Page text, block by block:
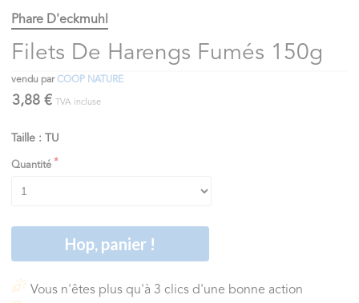
Phare D'eckmuhl
Filets De Harengs Fumés 150g
vendu parCOOP NATURE
3,88 € TVA incluse
Taille : TU
Quantité
Hop, panier !
Vous n'êtes plus qu'à 3 clics d'une bonne action